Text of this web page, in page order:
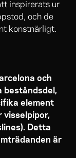
inspirerats ur
och de
konstnärligt.
och
beståndsdel,
element
Detta
är